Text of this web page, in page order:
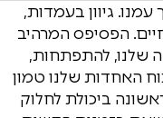
עמנו. גיוון בעמדות,
הפסיפס המרהיב
שלנו, להתפתחות,
האחדות שלנו טמון
ביכולת לחלוק